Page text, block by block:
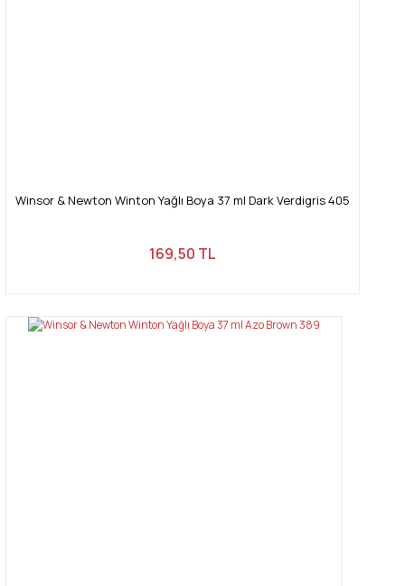
Winsor & Newton Winton Yağlı Boya 37 ml Dark Verdigris 405
169,50 TL